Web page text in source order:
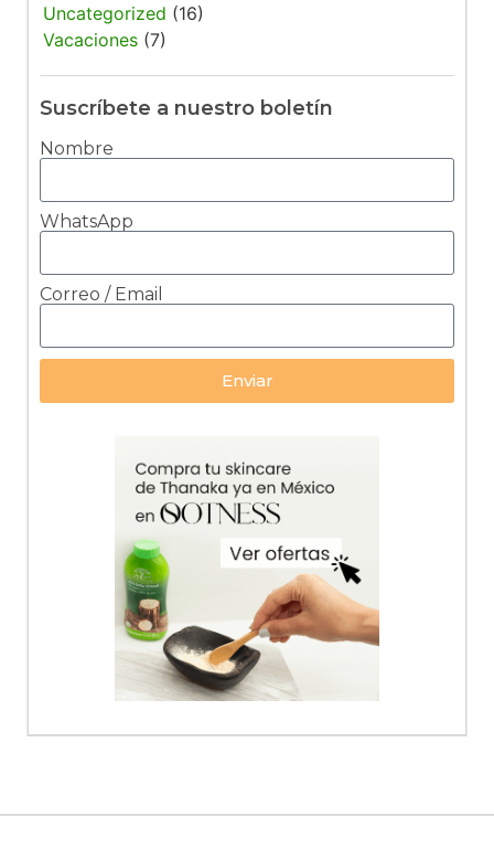
Uncategorized (16)
Vacaciones (7)
Suscríbete a nuestro boletín
Nombre
WhatsApp
Correo / Email
Enviar